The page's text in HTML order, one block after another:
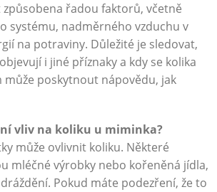
způsobena řadou faktorů, včetně
systému, nadměrného vzduchu v
na potraviny. Důležité je sledovat,
i jiné příznaky a kdy se kolika
může poskytnout nápovědu, jak
vliv na koliku u miminka?
může ovlivnit koliku. Některé
mléčné výrobky nebo kořeněná jídla,
Pokud máte podezření, že to